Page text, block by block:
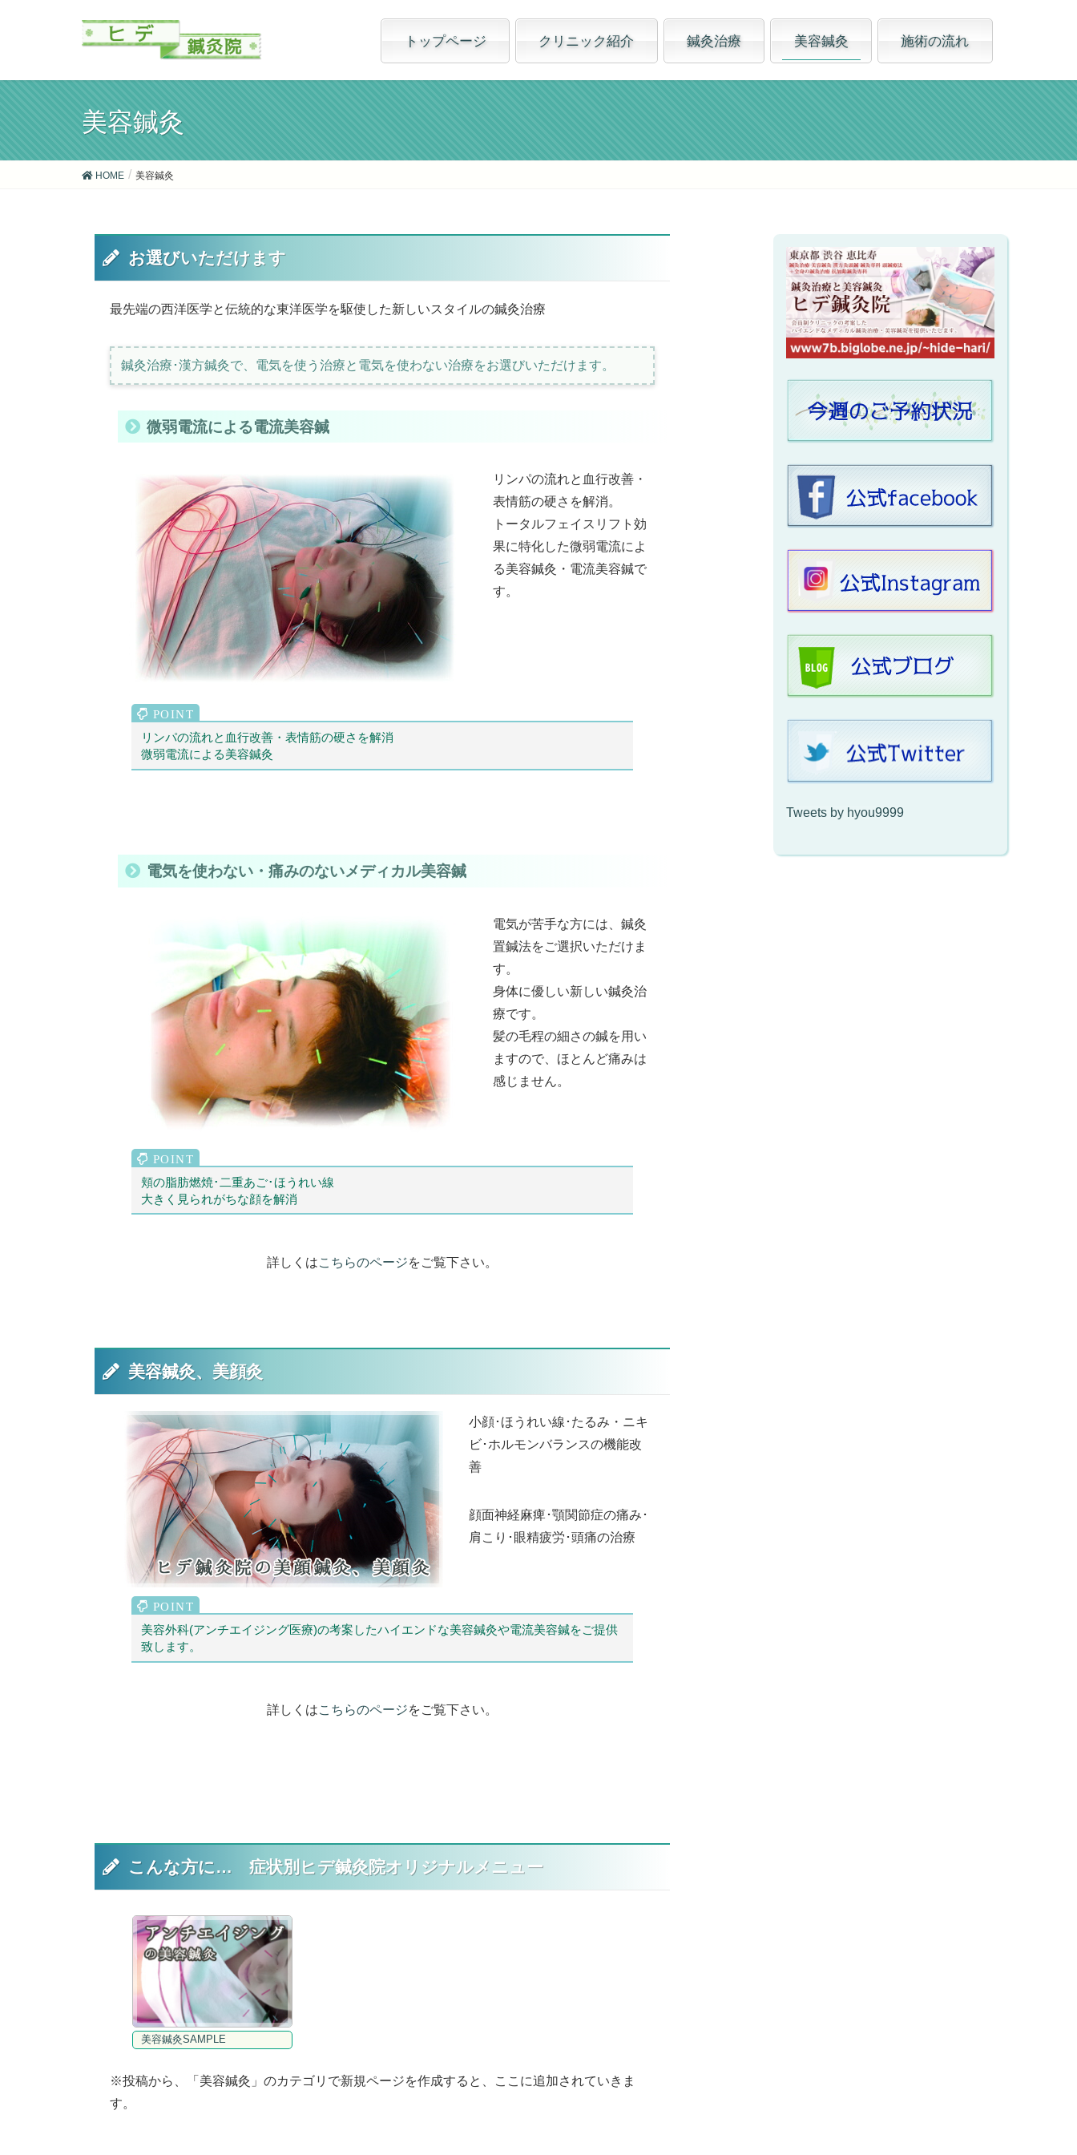
トップページ クリニック紹介 鍼灸治療 美容鍼灸 施術の流れ
美容鍼灸
HOME 美容鍼灸
お選びいただけます
最先端の西洋医学と伝統的な東洋医学を駆使した新しいスタイルの鍼灸治療
鍼灸治療･漢方鍼灸で、電気を使う治療と電気を使わない治療をお選びいただけます。
微弱電流による電流美容鍼
リンパの流れと血行改善・
表情筋の硬さを解消。
トータルフェイスリフト効
果に特化した微弱電流によ
る美容鍼灸・電流美容鍼で
す。
リンパの流れと血行改善・表情筋の硬さを解消
微弱電流による美容鍼灸
電気を使わない・痛みのないメディカル美容鍼
電気が苦手な方には、鍼灸
置鍼法をご選択いただけま
す。
身体に優しい新しい鍼灸治
療です。
髪の毛程の細さの鍼を用い
ますので、ほとんど痛みは
感じません。
頬の脂肪燃焼･二重あご･ほうれい線
大きく見られがちな顔を解消
詳しくはこちらのページをご覧下さい。
美容鍼灸、美顔灸
小顔･ほうれい線･たるみ・ニキ
ビ･ホルモンバランスの機能改
善
顔面神経麻痺･顎関節症の痛み･
肩こり･眼精疲労･頭痛の治療
美容外科(アンチエイジング医療)の考案したハイエンドな美容鍼灸や電流美容鍼をご提供
致します。
詳しくはこちらのページをご覧下さい。
こんな方に… 症状別ヒデ鍼灸院オリジナルメニュー
美容鍼灸SAMPLE
※投稿から、「美容鍼灸」のカテゴリで新規ページを作成すると、ここに追加されていきま
す。
Tweets by hyou9999